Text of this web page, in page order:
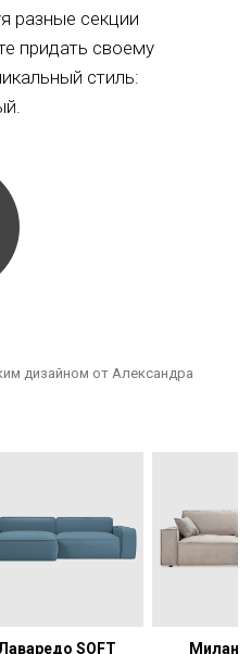
разные секции
придать своему
стиль:
дизайном от Александра
SOFT
Милан